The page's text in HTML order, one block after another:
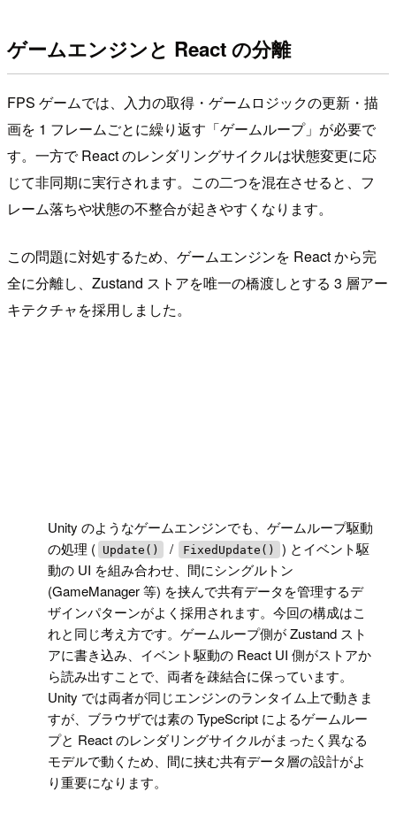
ゲームエンジンと React の分離
FPS ゲームでは、入力の取得・ゲームロジックの更新・描
画を 1 フレームごとに繰り返す「ゲームループ」が必要で
す。一方で React のレンダリングサイクルは状態変更に応
じて非同期に実行されます。この二つを混在させると、フ
レーム落ちや状態の不整合が起きやすくなります。
この問題に対処するため、ゲームエンジンを React から完
全に分離し、Zustand ストアを唯一の橋渡しとする 3 層アー
キテクチャを採用しました。
Unity のようなゲームエンジンでも、ゲームループ駆動
の処理 ( Update() / FixedUpdate()
) とイベント駆
動の UI を組み合わせ、間にシングルトン
(GameManager 等) を挟んで共有データを管理するデ
ザインパターンがよく採用されます。今回の構成はこ
れと同じ考え方です。ゲームループ側が Zustand スト
アに書き込み、イベント駆動の React UI 側がストアか
ら読み出すことで、両者を疎結合に保っています。
Unity では両者が同じエンジンのランタイム上で動きま
すが、ブラウザでは素の TypeScript によるゲームルー
プと React のレンダリングサイクルがまったく異なる
モデルで動くため、間に挟む共有データ層の設計がよ
り重要になります。